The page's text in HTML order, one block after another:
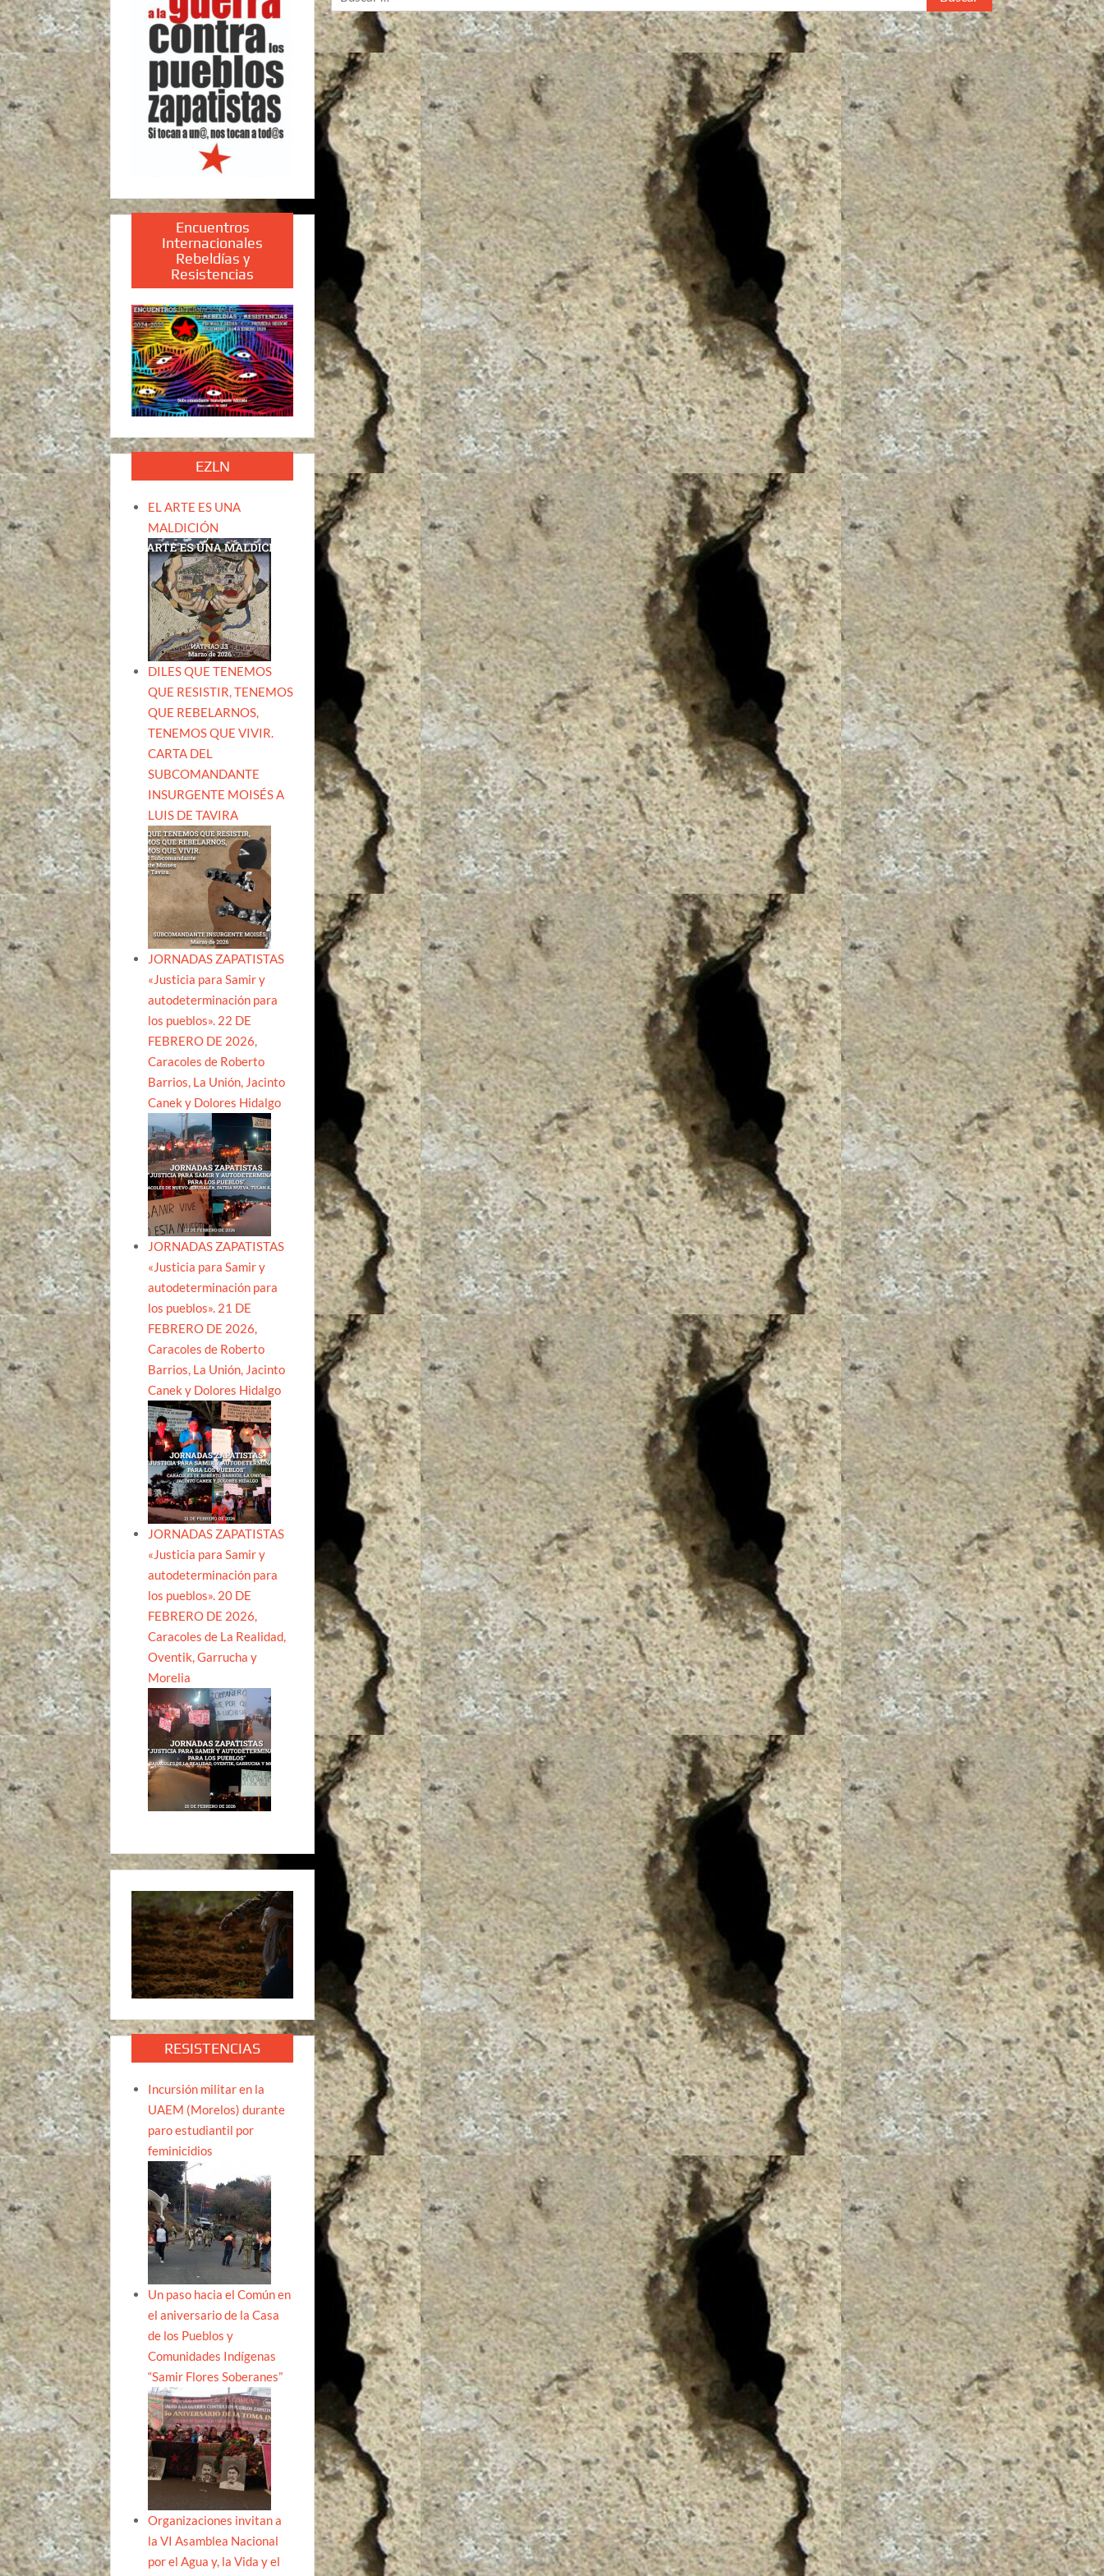
Encuentros
Internacionales
Rebeldías y
Resistencias
EZLN
EL ARTE ES UNA
MALDICIÓN
DILES QUE TENEMOS
QUE RESISTIR, TENEMOS
QUE REBELARNOS,
TENEMOS QUE VIVIR.
CARTA DEL
SUBCOMANDANTE
INSURGENTE MOISÉS A
LUIS DE TAVIRA
JORNADAS ZAPATISTAS
«Justicia para Samir y
autodeterminación para
los pueblos». 22 DE
FEBRERO DE 2026,
Caracoles de Roberto
Barrios, La Unión, Jacinto
Canek y Dolores Hidalgo
JORNADAS ZAPATISTAS
«Justicia para Samir y
autodeterminación para
los pueblos». 21 DE
FEBRERO DE 2026,
Caracoles de Roberto
Barrios, La Unión, Jacinto
Canek y Dolores Hidalgo
JORNADAS ZAPATISTAS
«Justicia para Samir y
autodeterminación para
los pueblos». 20 DE
FEBRERO DE 2026,
Caracoles de La Realidad,
Oventik, Garrucha y
Morelia
RESISTENCIAS
Incursión militar en la
UAEM (Morelos) durante
paro estudiantil por
feminicidios
Un paso hacia el Común en
el aniversario de la Casa
de los Pueblos y
Comunidades Indígenas
“Samir Flores Soberanes”
Organizaciones invitan a
la VI Asamblea Nacional
por el Agua y, la Vida y el